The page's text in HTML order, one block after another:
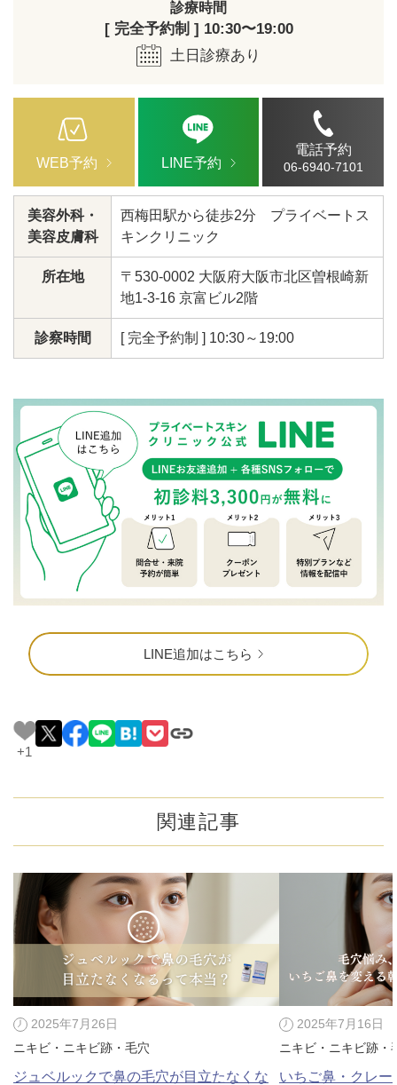
診療時間
[ 完全予約制 ] 10:30〜19:00
土日診療あり
WEB予約 LINE予約
電話予約
06-6940-7101
美容外科・
美容皮膚科
西梅田駅から徒歩2分 プライベートス
キンクリニック
所在地
〒530-0002 大阪府大阪市北区曽根崎新
地1-3-16 京富ビル2階
診察時間 [ 完全予約制 ] 10:30～19:00
LINE追加はこちら
+1
関連記事
2025年7月26日
ニキビ・ニキビ跡・毛穴
ジュベルックで鼻の毛穴が目立たなくな
2025年7月16日
ニキビ・ニキビ跡・
いちご鼻・クレ